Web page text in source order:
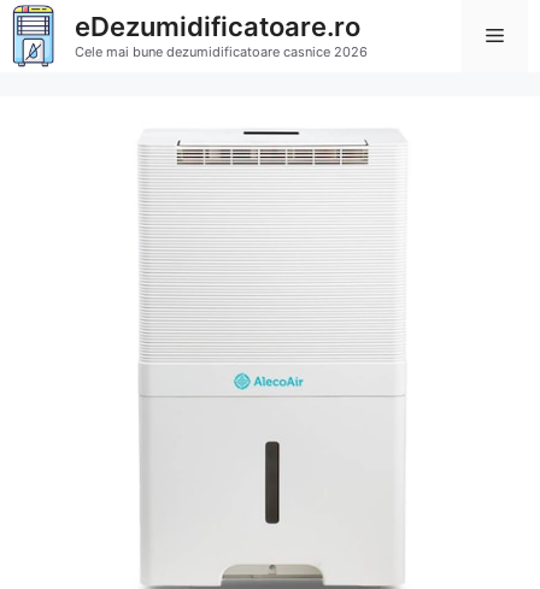
Sari
conținut
eDezumidificatoare.ro
Cele mai bune dezumidificatoare casnice 2026